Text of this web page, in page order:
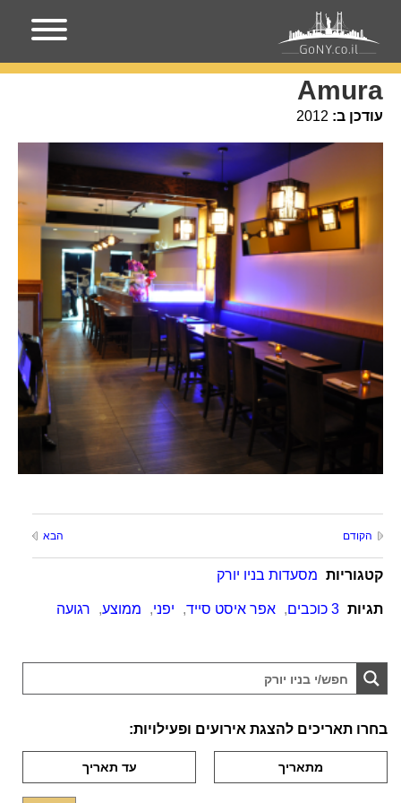
עמוד הבית מקומות בניו-יורק
Amura
עודכן ב: 2012
הקודם הבא
קטגוריות מסעדות בניו יורק
תגיות 3 כוכבים , אפר איסט סייד, יפני, ממוצע, רגועה
בחרו תאריכים להצגת אירועים ופעילויות: